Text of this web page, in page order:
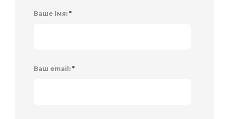
Ваше Імя: *
Ваш email: *